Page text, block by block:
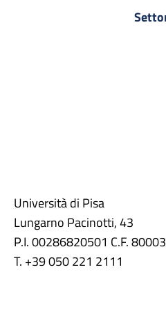
Università di Pisa
Lungarno Pacinotti, 43
P.I. 00286820501 C.F.
T. +39 050 221 2111